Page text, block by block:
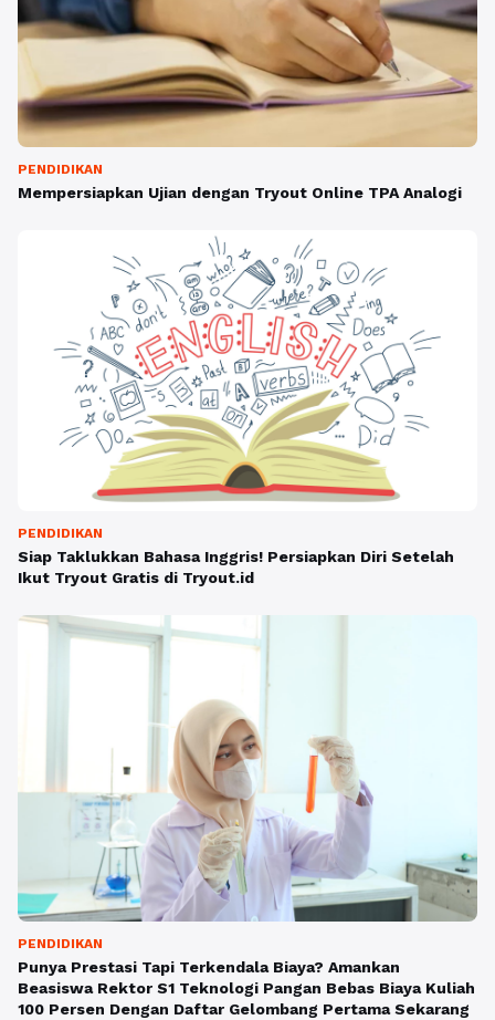
PENDIDIKAN
Mempersiapkan Ujian dengan Tryout Online TPA Analogi
PENDIDIKAN
Siap Taklukkan Bahasa Inggris! Persiapkan Diri Setelah
Ikut Tryout Gratis di Tryout.id
PENDIDIKAN
Punya Prestasi Tapi Terkendala Biaya? Amankan
Beasiswa Rektor S1 Teknologi Pangan Bebas Biaya Kuliah
100 Persen Dengan Daftar Gelombang Pertama Sekarang